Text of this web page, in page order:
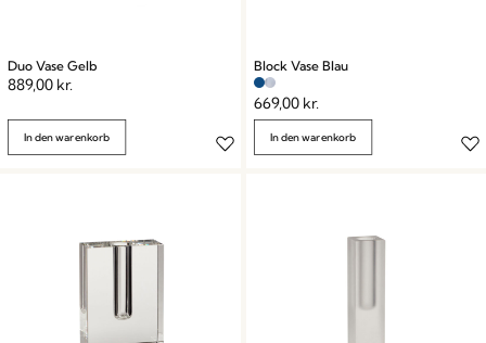
Duo Vase Gelb
889,00 kr.
In den warenkorb
Block Vase Blau
669,00 kr.
In den warenkorb